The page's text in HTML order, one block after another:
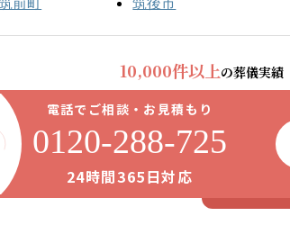
10,000件以上の葬儀実績
電話でご相談・お見積もり
0120-288-725
24時間365日対応